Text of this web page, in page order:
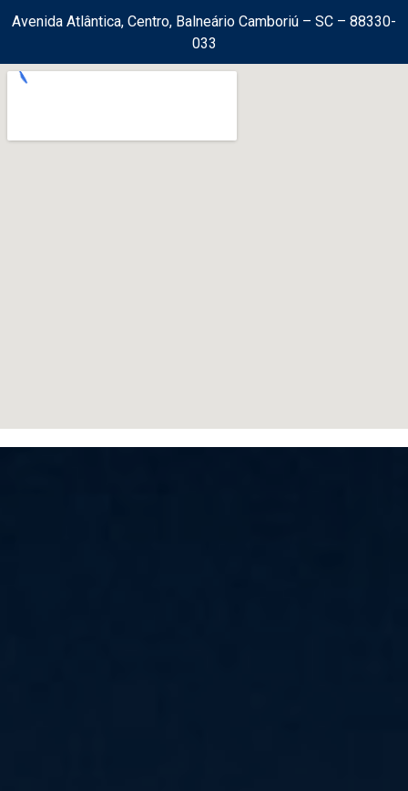
Avenida Atlântica, Centro, Balneário Camboriú – SC – 88330-
033